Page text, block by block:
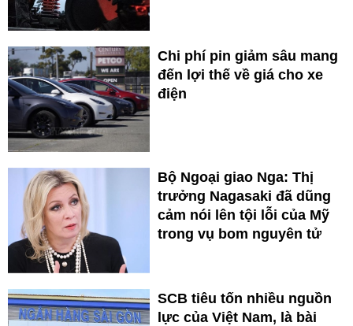
Chi phí pin giảm sâu mang
đến lợi thế về giá cho xe
điện
Bộ Ngoại giao Nga: Thị
trưởng Nagasaki đã dũng
cảm nói lên tội lỗi của Mỹ
trong vụ bom nguyên tử
SCB tiêu tốn nhiều nguồn
lực của Việt Nam, là bài